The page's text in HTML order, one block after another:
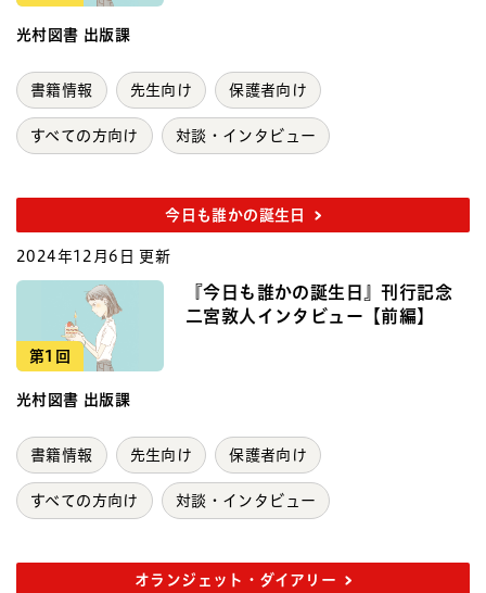
光村図書 出版課
書籍情報 先生向け 保護者向け
すべての方向け 対談・インタビュー
今日も誰かの誕生日
2024年12月6日 更新
第1回
『今日も誰かの誕生日』刊行記念
二宮敦人インタビュー【前編】
光村図書 出版課
書籍情報 先生向け 保護者向け
すべての方向け 対談・インタビュー
オランジェット・ダイアリー